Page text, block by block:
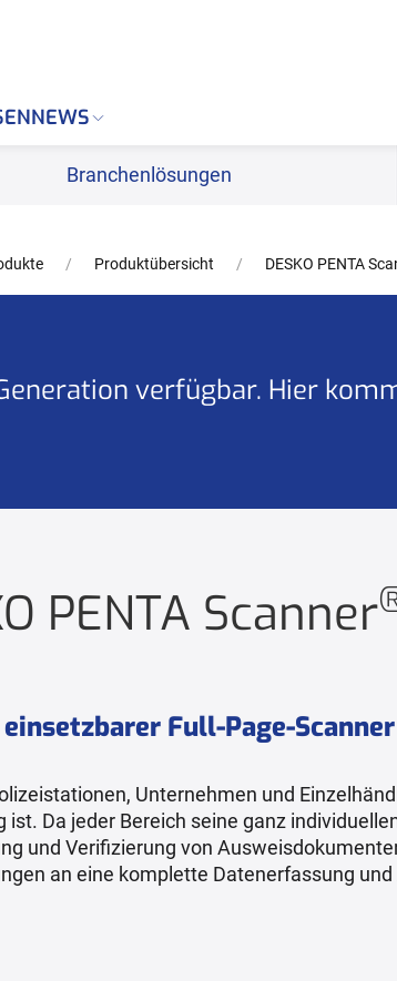
NEWS
Branchenlösungen
Produktübersicht DESKO PENTA
verfügbar. Hier
PENTA Scanner
Full-Page-Scanner
Unternehmen und
Da jeder Bereich seine ganz
und Verifizierung von
an eine komplette Datenerfassung